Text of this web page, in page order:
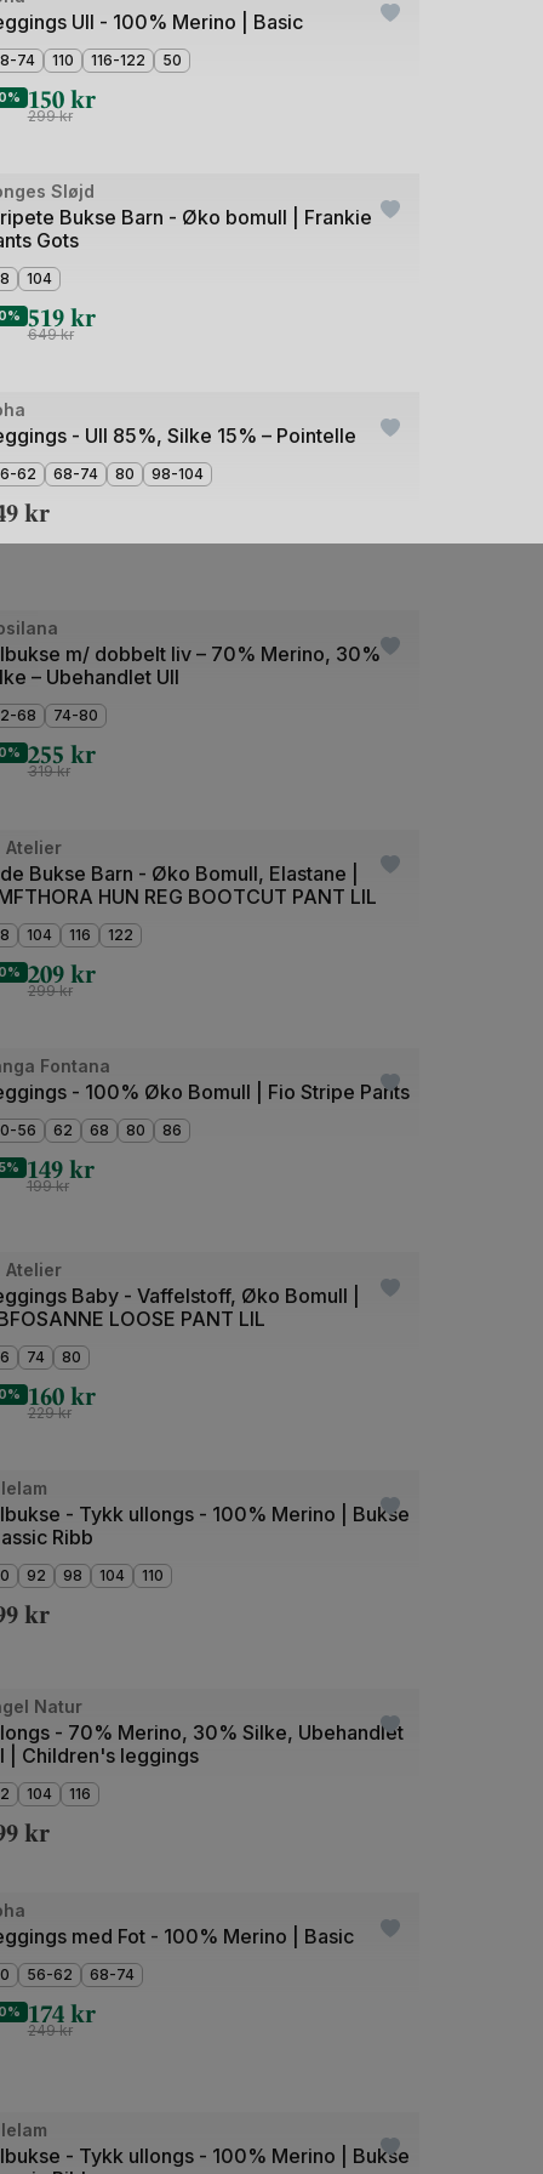
Ull - 100% Merino | Basic
74 110 116-122 50
150kr
299kr
Sløjd
Bukse Barn - Øko bomull | Frankie
Gots
104
519kr
649kr
- Ull 85%, Silke 15% – Pointelle
62 68-74 80 98-104
kr
m/ dobbelt liv – 70% Merino, 30%
– Ubehandlet Ull
68 74-80
255 kr
319kr
Atelier
Bukse Barn - Øko Bomull, Elastane |
HUN REG BOOTCUT PANT LIL
104 116 122
209kr
299kr
Fontana
- 100% Øko Bomull | Fio Stripe Pants
56 62 68 80 86
149kr
199kr
Atelier
Baby - Vaffelstoff, Øko Bomull |
LOOSE PANT LIL
74 80
160kr
229kr
- Tykk ullongs - 100% Merino | Bukse
Ribb
92 98 104 110
kr
Natur
- 70% Merino, 30% Silke, Ubehandlet
| Children's leggings
104 116
kr
med Fot - 100% Merino | Basic
56-62 68-74
174kr
249kr
- Tykk ullongs - 100% Merino | Bukse